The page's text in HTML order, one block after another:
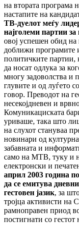
на втората програма
настапите на
ТВ-дуелот меѓу
најголеми партии за
овој успешен обид на
доближи програмите
политичките партии,
да носат одлука за
многу задоволства и
глувите и од луѓето
говор. Преводот на
несекојдневен и
Комуникациската
уриваше, така што
на слухот стануваа
новинари од
забавната и
само на МТВ, туку и
електронски и
април 2003 година
да се емитува
гестовен јазик, за
тројца активисти на
рамноправен приод
постигнати со